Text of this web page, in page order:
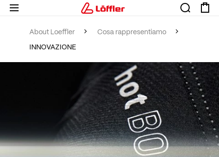
About Loeffler Cosa rappresentiamo
INNOVAZIONE